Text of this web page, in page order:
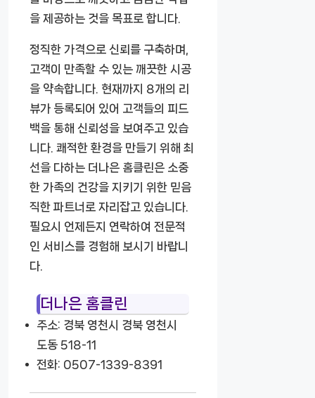
을 제공하는 것을 목표로 합니다.
정직한 가격으로 신뢰를 구축하며,
고객이 만족할 수 있는 깨끗한 시공
을 약속합니다. 현재까지 8개의 리
뷰가 등록되어 있어 고객들의 피드
백을 통해 신뢰성을 보여주고 있습
니다. 쾌적한 환경을 만들기 위해 최
선을 다하는 더나은 홈클린은 소중
한 가족의 건강을 지키기 위한 믿음
직한 파트너로 자리잡고 있습니다.
필요시 언제든지 연락하여 전문적
인 서비스를 경험해 보시기 바랍니
다.
더나은 홈클린
주소: 경북 영천시 경북 영천시
도동 518-11
전화: 0507-1339-8391